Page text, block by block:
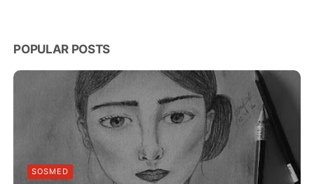
POPULAR POSTS
SOSMED